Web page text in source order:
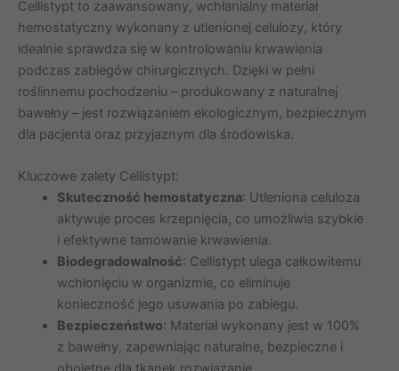
szt.
Y496G
Cellistypt to zaawansowany, wchłanialny materiał
hemostatyczny wykonany z utlenionej celulozy, który
idealnie sprawdza się w kontrolowaniu krwawienia
podczas zabiegów chirurgicznych. Dzięki w pełni
roślinnemu pochodzeniu – produkowany z naturalnej
bawełny – jest rozwiązaniem ekologicznym, bezpiecznym
dla pacjenta oraz przyjaznym dla środowiska.
Kluczowe zalety Cellistypt:
Skuteczność hemostatyczna: Utleniona celuloza
aktywuje proces krzepnięcia, co umożliwia szybkie
i efektywne tamowanie krwawienia.
Biodegradowalność: Cellistypt ulega całkowitemu
wchłonięciu w organizmie, co eliminuje
konieczność jego usuwania po zabiegu.
Bezpieczeństwo: Materiał wykonany jest w 100%
z bawełny, zapewniając naturalne, bezpieczne i